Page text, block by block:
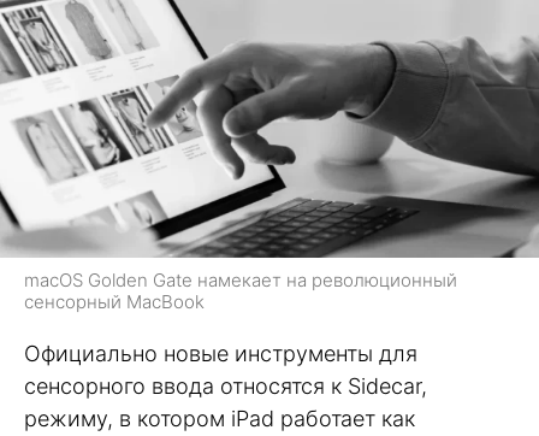
macOS Golden Gate намекает на революционный
сенсорный MacBook
Официально новые инструменты для
сенсорного ввода относятся к Sidecar,
режиму, в котором iPad работает как